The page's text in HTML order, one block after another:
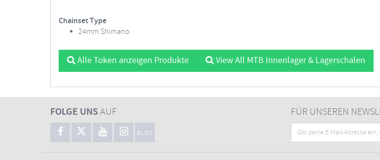
Chainset Type
24mm Shimano
Alle Token anzeigen Produkte View All MTB Innenlager & Lagerschalen
FOLGE UNSAUF
BLOG
FÜR UNSEREN